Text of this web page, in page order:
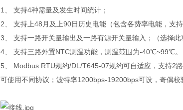
1、 支持4种需量及发生时间统计；
2、 支持上48月及上90日历史电能（包含各费率电能，支
3、 支持一路开关量输出及一路有源开关量输入；（选择此
4、 支持三路外置NTC测温功能，测温范围为-40℃~99℃。
5、 Modbus RTU规约/DL/T645-07规约可自适应， 支持2
可使用不同协议；波特率1200bps-19200bps可设，奇偶校